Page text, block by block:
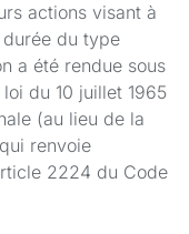
actions visant à
du type
a été rendue sous
du 10 juillet 1965
(au lieu de la
renvoie
2224 du Code